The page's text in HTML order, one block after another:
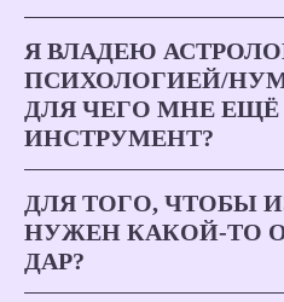
Я ВЛАДЕЮ
ПСИХОЛОГИЕЙ/
ДЛЯ ЧЕГО МНЕ
ИНСТРУМЕНТ?
ДЛЯ ТОГО, ЧТОБЫ
НУЖЕН КАКОЙ-ТО
ДАР?